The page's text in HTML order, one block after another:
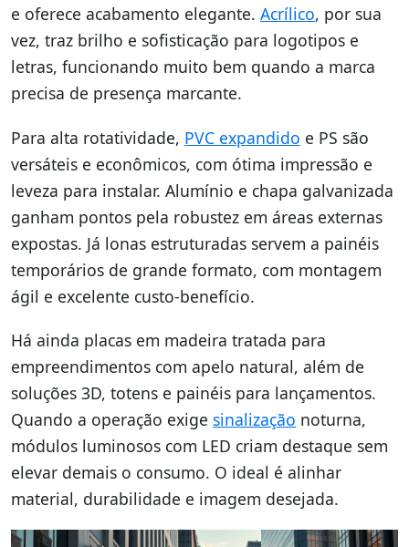
e oferece acabamento elegante. Acrílico, por sua
vez, traz brilho e sofisticação para logotipos e
letras, funcionando muito bem quando a marca
precisa de presença marcante.
Para alta rotatividade, PVC expandido e PS são
versáteis e econômicos, com ótima impressão e
leveza para instalar. Alumínio e chapa galvanizada
ganham pontos pela robustez em áreas externas
expostas. Já lonas estruturadas servem a painéis
temporários de grande formato, com montagem
ágil e excelente custo-benefício.
Há ainda placas em madeira tratada para
empreendimentos com apelo natural, além de
soluções 3D, totens e painéis para lançamentos.
Quando a operação exige sinalização noturna,
módulos luminosos com LED criam destaque sem
elevar demais o consumo. O ideal é alinhar
material, durabilidade e imagem desejada.